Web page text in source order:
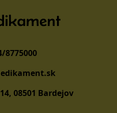
8775000
08501 Bardejov